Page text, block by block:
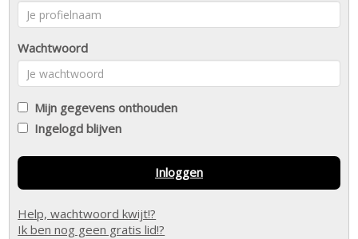
Wachtwoord
Mijn gegevens onthouden
Ingelogd blijven
Inloggen
Help, wachtwoord kwijt!?
Ik ben nog geen gratis lid!?